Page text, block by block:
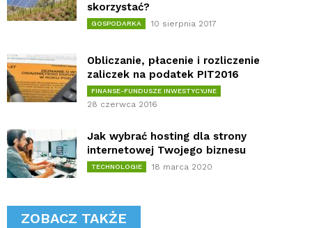
skorzystać?
GOSPODARKA 10 sierpnia 2017
Obliczanie, płacenie i rozliczenie
zaliczek na podatek PIT2016
FINANSE-FUNDUSZE INWESTYCYJNE
28 czerwca 2016
Jak wybrać hosting dla strony
internetowej Twojego biznesu
TECHNOLOGIE 18 marca 2020
ZOBACZ TAKŻE